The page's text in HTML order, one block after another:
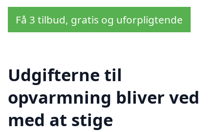
Få 3 tilbud, gratis og uforpligtende
Udgifterne til
opvarmning bliver ved
med at stige